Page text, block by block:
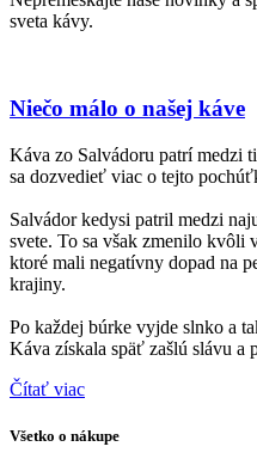
sveta kávy.
Niečo málo o našej káve
Káva zo Salvádoru patrí medzi
sa dozvedieť viac o tejto
Salvádor kedysi patril medzi
svete. To sa však zmenilo kvôli
ktoré mali negatívny dopad na
krajiny.
Po každej búrke vyjde slnko a
Káva získala späť zašlú slávu a
Čítať viac
Všetko o nákupe